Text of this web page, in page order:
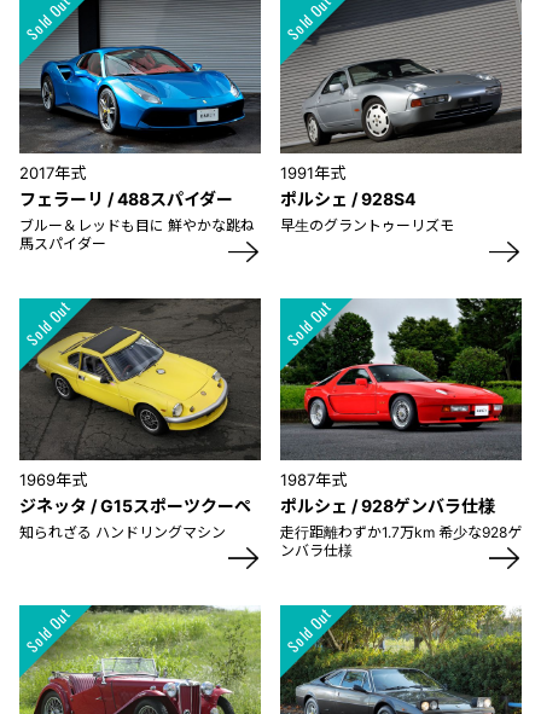
2017年式
フェラーリ / 488スパイダー
ブルー＆レッドも目に 鮮やかな跳ね
馬スパイダー
1991年式
ポルシェ / 928S4
早生のグラントゥーリズモ
1969年式
ジネッタ / G15スポーツクーペ
知られざる ハンドリングマシン
1987年式
ポルシェ / 928ゲンバラ仕様
走行距離わずか1.7万km 希少な928ゲ
ンバラ仕様